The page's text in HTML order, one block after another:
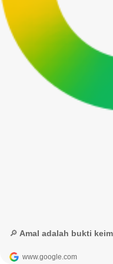
🔎 Amal adalah bukti
www.google.com